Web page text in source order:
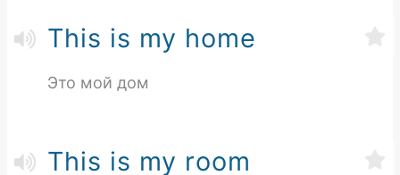
This is my home
Это мой дом
This is my room